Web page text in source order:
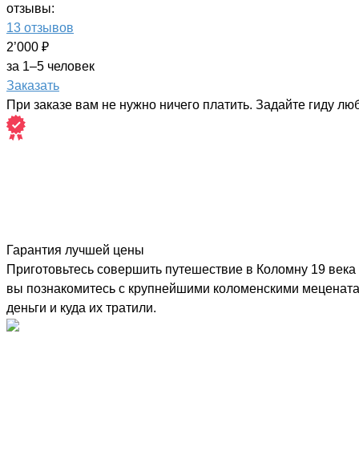
отзывы:
13 отзывов
2’000 ₽
за 1–5 человек
Заказать
При заказе вам не нужно ничего платить. Задайте гиду
Гарантия лучшей цены
Приготовьтесь совершить путешествие в Коломну 19
вы познакомитесь с крупнейшими коломенскими
деньги и куда их тратили.